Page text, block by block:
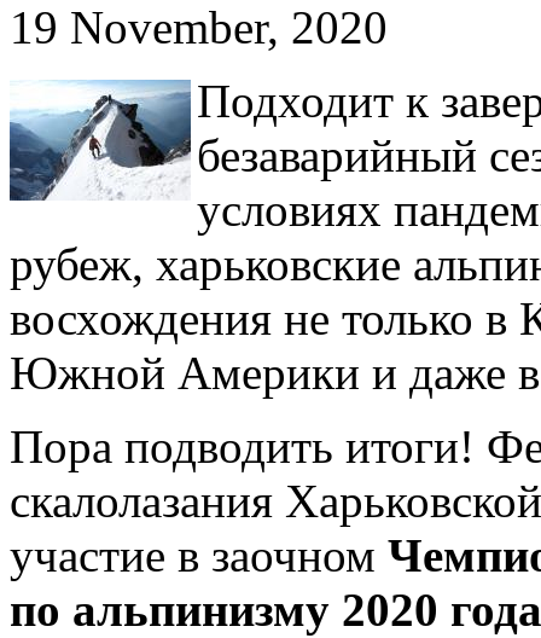
19 November, 2020
Подходит к
безаварийный
условиях
рубеж, харьковские
восхождения не только в
Южной Америки и даже
Пора подводить итоги!
скалолазания
участие в заочном
по альпинизму 2020